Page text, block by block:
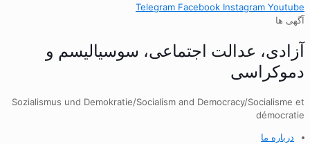
Telegram Facebook Instagram Youtube
آگهی ها
آزادی، عدالت اجتماعی، سوسیالیسم و
دموکراسی
Sozialismus und Demokratie/Socialism and Democracy/Socialisme et
démocratie
درباره ما